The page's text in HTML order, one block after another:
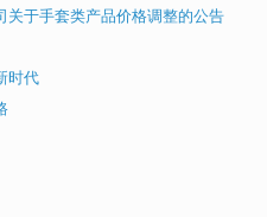
于手套类产品价格调整的公告
时代